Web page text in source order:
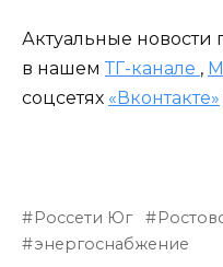
Актуальные новости
в нашем ТГ-канале ,
соцсетях «Вконтакте»
Россети Юг
энергоснабжение